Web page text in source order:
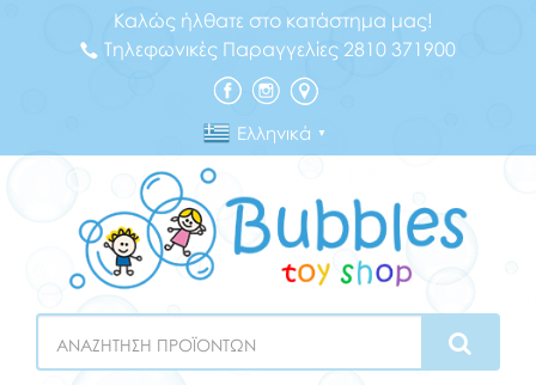
Καλώς ήλθατε στο κατάστημα μας!
Τηλεφωνικές Παραγγελίες 2810 371900
Ελληνικά ▼